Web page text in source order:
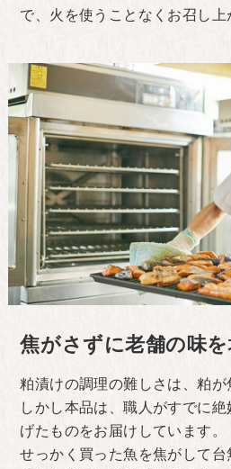
で、火を使うことなくお召し上
焦がさずに老舗の味
粕漬けの調理の難しさは、粕が
しかし本品は、職人がすでに
げたものをお届けしています。
せっかく買った魚を焦がして